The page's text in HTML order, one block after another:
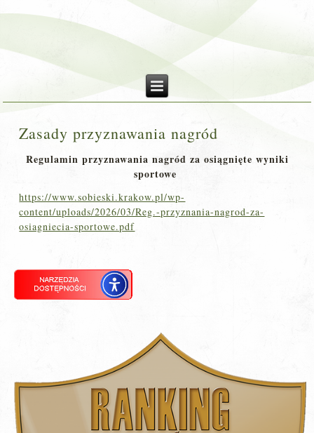
Zasady przyznawania nagród
Regulamin przyznawania nagród za osiągnięte wyniki
sportowe
https://www.sobieski.krakow.pl/wp-
content/uploads/2026/03/Reg.-przyznania-nagrod-za-
osiagniecia-sportowe.pdf